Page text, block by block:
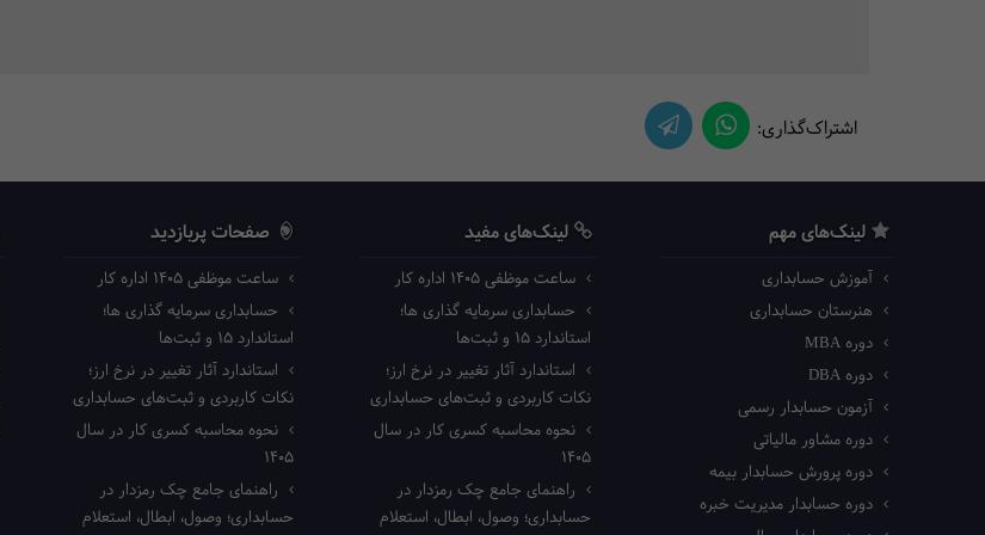
اشتراک‌گذاری:
لینک‌های مهم
آموزش حسابداری
هنرستان حسابداری
دوره MBA
دوره DBA
آزمون حسابدار رسمی
دوره مشاور مالیاتی
دوره پرورش حسابدار بیمه
دوره حسابدار مدیریت خبره
لینک‌های مفید
ساعت موظفی ۱۴۰۵ اداره کار
حسابداری سرمایه گذاری ها؛
استاندارد ۱۵ و ثبت‌ها
استاندارد آثار تغییر در نرخ ارز؛
نکات کاربردی و ثبت‌های حسابداری
نحوه محاسبه کسری کار در سال
۱۴۰۵
راهنمای جامع چک رمزدار در
حسابداری؛ وصول، ابطال، استعلام
صفحات پربازدید
ساعت موظفی ۱۴۰۵ اداره کار
حسابداری سرمایه گذاری ها؛
استاندارد ۱۵ و ثبت‌ها
استاندارد آثار تغییر در نرخ ارز؛
نکات کاربردی و ثبت‌های حسابداری
نحوه محاسبه کسری کار در سال
۱۴۰۵
راهنمای جامع چک رمزدار در
حسابداری؛ وصول، ابطال، استعلام